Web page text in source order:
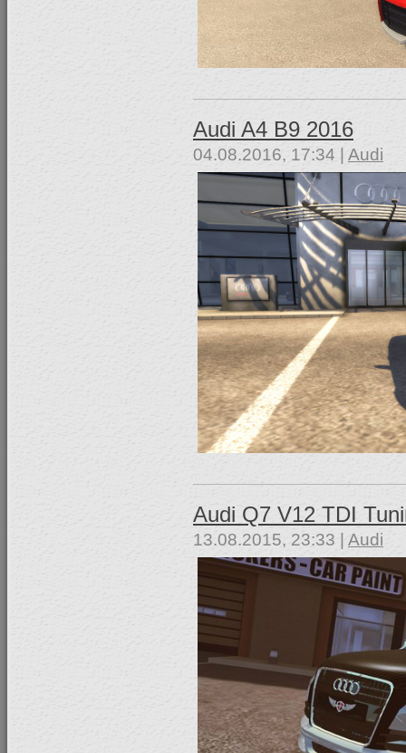
Audi A4 B9 2016
04.08.2016, 17:34 | Audi
Audi Q7 V12 TDI
13.08.2015, 23:33 | Audi